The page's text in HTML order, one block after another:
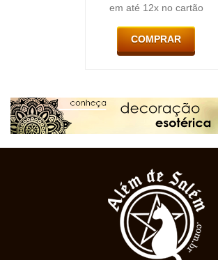
em até 12x no cartão
COMPRAR